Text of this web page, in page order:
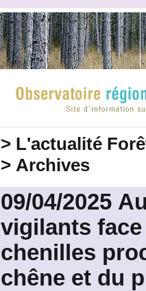
> L'actualité
> Archives
09/04/2025
vigilants
chenilles
chêne et du